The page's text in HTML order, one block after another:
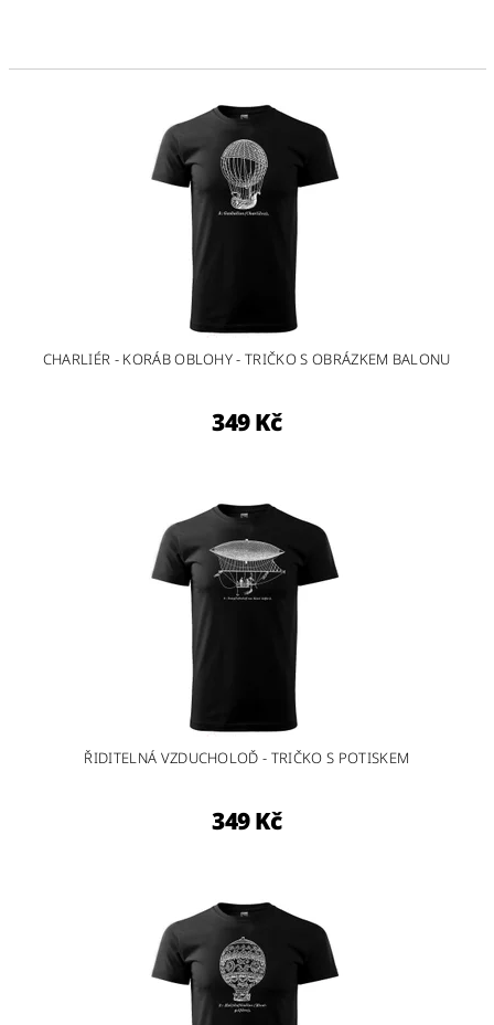
CHARLIÉR - KORÁB OBLOHY - TRIČKO S OBRÁZKEM BALONU
349 Kč
ŘIDITELNÁ VZDUCHOLOĎ - TRIČKO S POTISKEM
349 Kč